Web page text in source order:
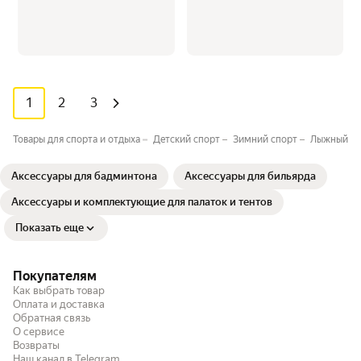
1 2 3
Товары для спорта и отдыха Детский спорт Зимний спорт Лыжный
Аксессуары для бадминтона Аксессуары для бильярда
Аксессуары и комплектующие для палаток и тентов
Показать еще
Покупателям
Как выбрать товар
Оплата и доставка
Обратная связь
О сервисе
Возвраты